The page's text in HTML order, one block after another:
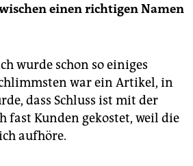
einen richtigen Namen
wurde schon so einiges
war ein Artikel, in
dass Schluss ist mit der
fast Kunden gekostet, weil die
aufhöre.